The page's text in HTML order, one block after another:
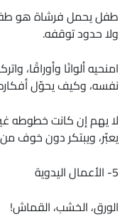
طفل يحمل فرشاة هو طفل
ولا حدود توقفه.
امنحيه ألوانًا وأوراقًا،
نفسه، وكيف يحوّل
لا يهم إن كانت خطوطه
يعبّر، ويبتكر دون خوف
5- الأعمال اليدوية
الورق، الخشب، القماش!